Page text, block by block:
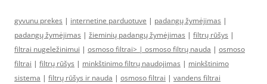
gyvunu prekes | internetine parduotuve | padangų žymėjimas |
padangų žymėjimas | žieminių padangų žymėjimas | filtrų rūšys |
filtrai nugeležinimui | osmoso filtrai> | osmoso filtrų nauda | osmoso
filtrai | filtrų rūšys | minkštinimo filtrų naudojimas | minkštinimo
sistema | filtrų rūšys ir nauda | osmoso filtrai | vandens filtrai